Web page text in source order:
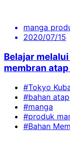
manga
2020/07/15
Belajar
membran
#Tokyo
#bahan atap
#manga
#produk
#Bahan